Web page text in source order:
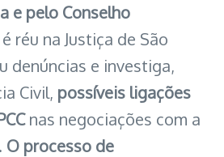
e pelo Conselho
é réu na Justiça de São
denúncias e investiga,
Civil, possíveis ligações
nas negociações com a
O processo de